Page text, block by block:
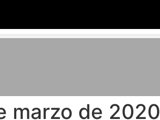
marzo de 2020